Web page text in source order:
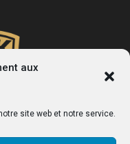
aux
site web et notre service.